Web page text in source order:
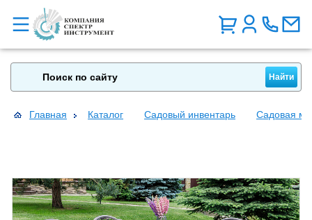
Главная Каталог Садовый инвентарь Садовая